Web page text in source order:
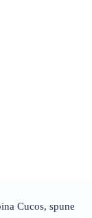
Cucos, spune